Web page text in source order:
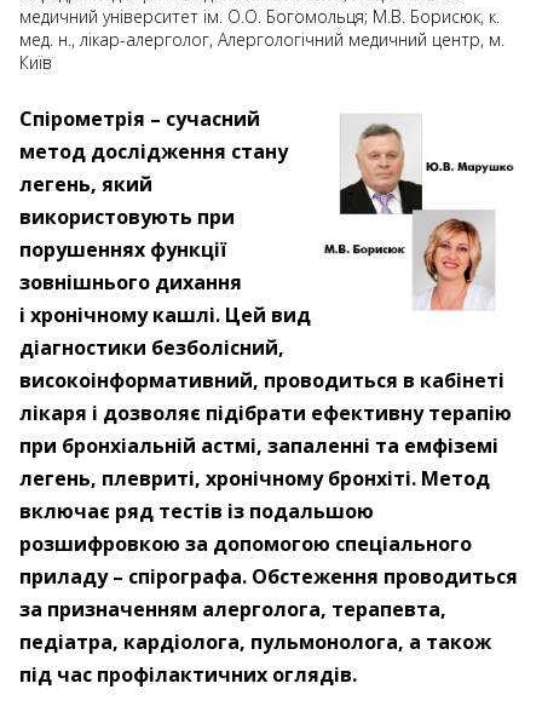
медичний університет ім. О.О. Богомольця; М.В. Борисюк, к.
мед. н., лікар-алерголог, Алергологічний медичний центр, м.
Київ
Спірометрія – сучасний
метод дослідження стану
легень, який
використовують при
порушеннях функції
зовнішнього дихання
і хронічному кашлі. Цей вид
діагностики безболісний,
високоінформативний, проводиться в кабінеті
лікаря і дозволяє підібрати ефективну терапію
при бронхіальній астмі, запаленні та емфіземі
легень, плевриті, хронічному бронхіті. Метод
включає ряд тестів із подальшою
розшифровкою за допомогою спеціального
приладу – спірографа. Обстеження проводиться
за призначенням алерголога, терапевта,
педіатра, кардіолога, пульмонолога, а також
під час профілактичних оглядів.